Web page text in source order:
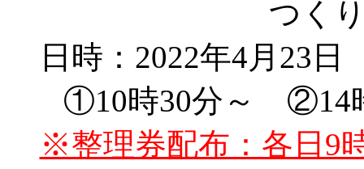
つく
日時：2022年4月23
①10時30分～ ②14
※整理券配布：各日9